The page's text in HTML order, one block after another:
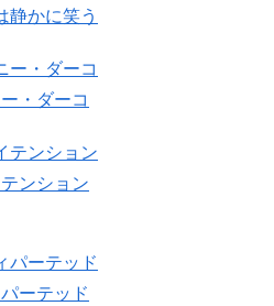
静かに笑う
・ダーコ
ンション
ーテッド